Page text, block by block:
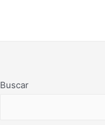
Buscar